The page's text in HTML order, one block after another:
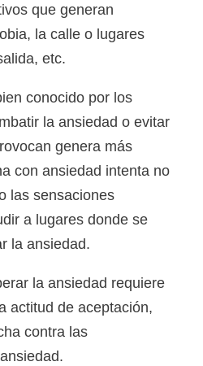
que generan
la calle o lugares
etc.
conocido por los
la ansiedad o evitar
genera más
con ansiedad intenta no
las sensaciones
a lugares donde se
la ansiedad.
la ansiedad requiere
actitud de aceptación,
contra las